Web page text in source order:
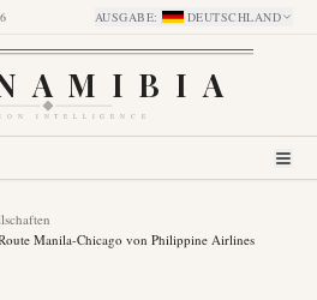
AUSGABE: DEUTSCHLAND
INTELLIGENCE
Manila-Chicago von Philippine Airlines